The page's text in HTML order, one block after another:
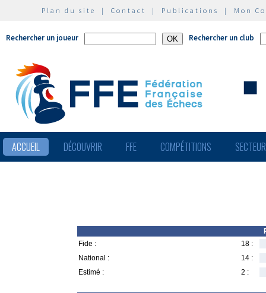
Plan du site | Contact | Publications | Mon
Rechercher un joueur Rechercher un club
ACCUEIL DÉCOUVRIR FFE COMPÉTITIONS
Fide :
18 :
National :
14 :
Estimé :
2 :